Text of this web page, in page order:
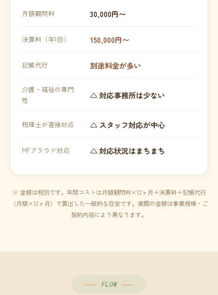
月額顧問料 30,000円〜
決算料（年1回） 150,000円〜
記帳代行 別途料金が多い
介護・福祉の専門
性
△ 対応事務所は少ない
税理士が直接対応 △ スタッフ対応が中心
MFクラウド対応 △ 対応状況はまちまち
※ 金額は税別です。年間コストは月額顧問料×12ヶ月＋決算料＋記帳代行
（月額×12ヶ月）で算出した一般的な目安です。実際の金額は事業規模・ご
契約内容により異なります。
FLOW